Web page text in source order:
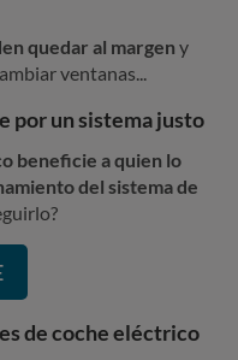
quedar al margen y
ventanas...
por un sistema justo
beneficie a quien lo
del sistema de
de coche eléctrico